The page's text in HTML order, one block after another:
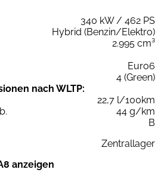
340 kW / 462 PS
Hybrid (Benzin/Elektro)
2.995 cm³
Euro6
4 (Green)
nach WLTP:
22,7 l/100km
44 g/km
B
Zentrallager
anzeigen